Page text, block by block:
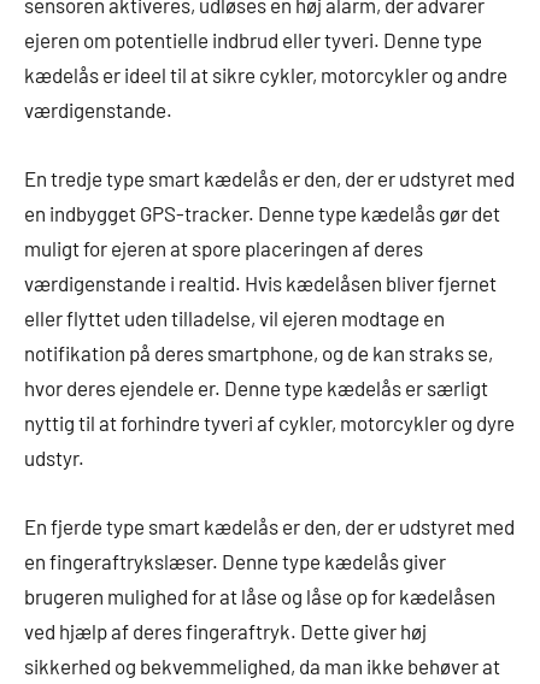
ejeren om potentielle indbrud eller tyveri. Denne type
kædelås er ideel til at sikre cykler, motorcykler og andre
værdigenstande.
En tredje type smart kædelås er den, der er udstyret med
en indbygget GPS-tracker. Denne type kædelås gør det
muligt for ejeren at spore placeringen af deres
værdigenstande i realtid. Hvis kædelåsen bliver fjernet
eller flyttet uden tilladelse, vil ejeren modtage en
notifikation på deres smartphone, og de kan straks se,
hvor deres ejendele er. Denne type kædelås er særligt
nyttig til at forhindre tyveri af cykler, motorcykler og dyre
udstyr.
En fjerde type smart kædelås er den, der er udstyret med
en fingeraftrykslæser. Denne type kædelås giver
brugeren mulighed for at låse og låse op for kædelåsen
ved hjælp af deres fingeraftryk. Dette giver høj
sikkerhed og bekvemmelighed, da man ikke behøver at